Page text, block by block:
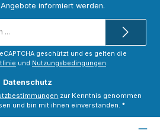
informiert werden.
geschützt und es gelten die
und Nutzungsbedingungen.
Datenschutz
zur Kenntnis genommen
und bin mit ihnen einverstanden. *